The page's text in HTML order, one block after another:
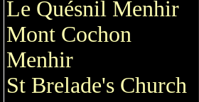
Le Quésnil Menhir
Mont Cochon
Menhir
St Brelade's Church